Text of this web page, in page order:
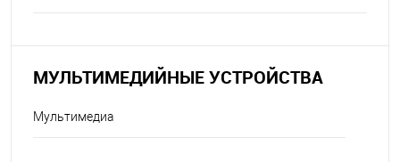
МУЛЬТИМЕДИЙНЫЕ УСТРОЙСТВА
Мультимедиа